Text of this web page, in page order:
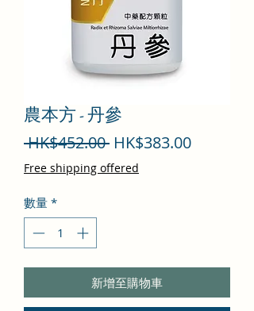
農本方 - 丹參
HK$452.00 一
般
HK$383.00促
Free shipping offered
數量 *
新增至購物車